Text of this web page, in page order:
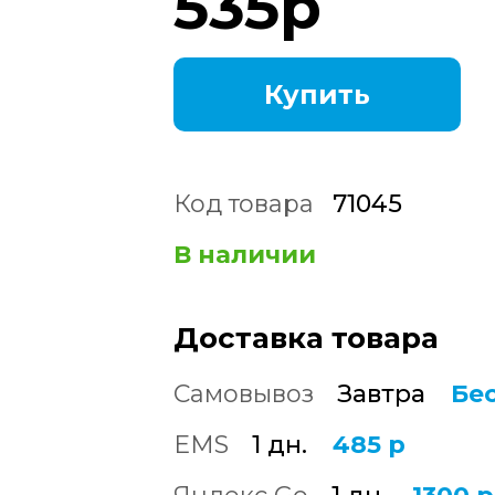
Купить
Код товара
71045
В наличии
Доставка товара
Самовывоз Завтра
EMS
1 дн.
485 р